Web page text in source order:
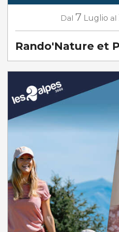
Dal 7 Luglio al
Rando'Nature et